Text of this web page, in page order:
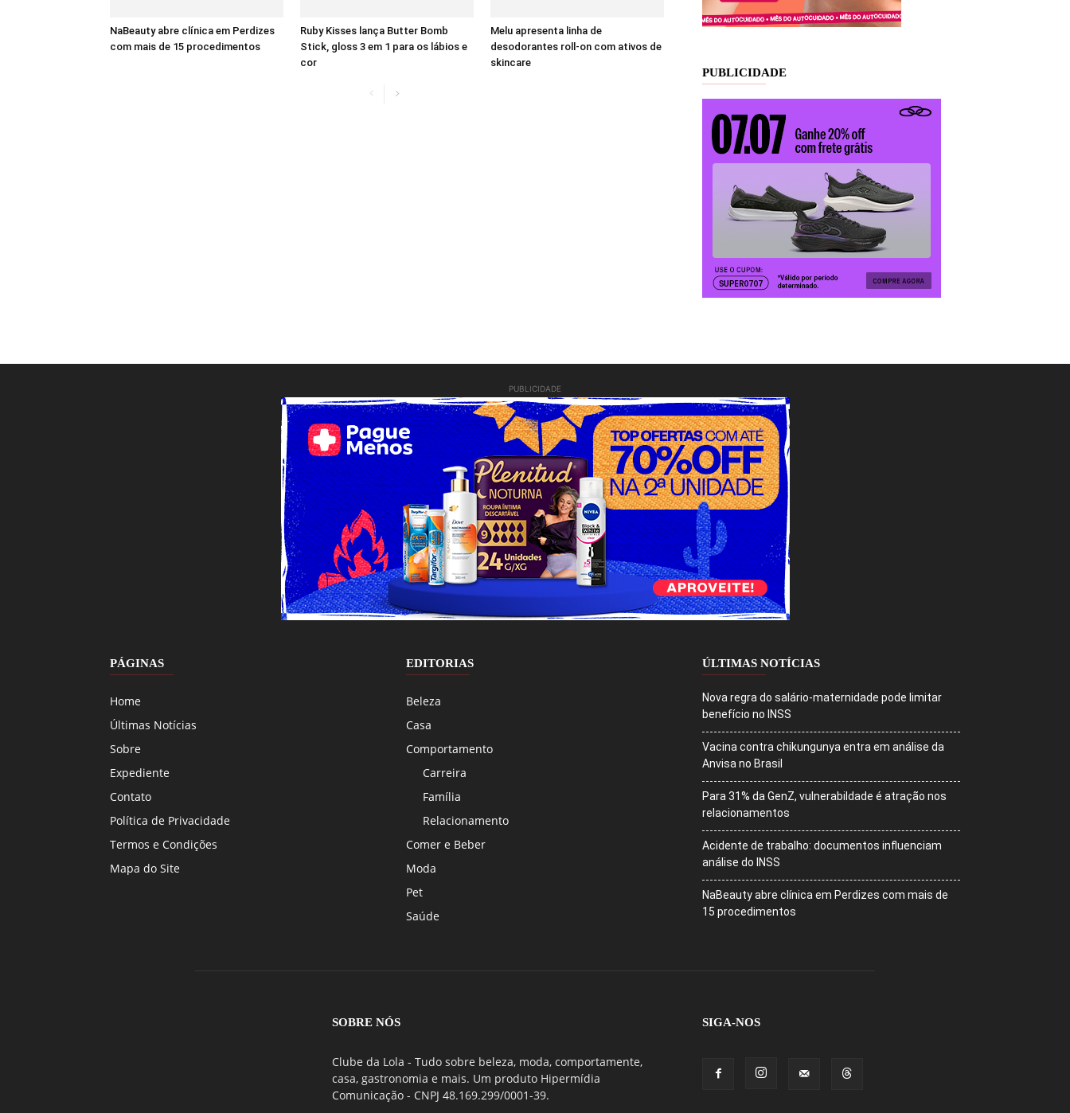
NaBeauty abre clínica em Perdizes
com mais de 15 procedimentos
Ruby Kisses lança Butter Bomb
Stick, gloss 3 em 1 para os lábios e
cor
Melu apresenta linha de
desodorantes roll-on com ativos de
skincare
PUBLICIDADE
PUBLICIDADE
PÁGINAS
Home
Últimas Notícias
Sobre
Expediente
Contato
Política de Privacidade
Termos e Condições
Mapa do Site
EDITORIAS
Beleza
Casa
Comportamento
Carreira
Família
Relacionamento
Comer e Beber
Moda
Pet
Saúde
ÚLTIMAS NOTÍCIAS
Nova regra do salário-maternidade pode limitar
benefício no INSS
Vacina contra chikungunya entra em análise da
Anvisa no Brasil
Para 31% da GenZ, vulnerabildade é atração nos
relacionamentos
Acidente de trabalho: documentos influenciam
análise do INSS
NaBeauty abre clínica em Perdizes com mais de
15 procedimentos
SOBRE NÓS
Clube da Lola - Tudo sobre beleza, moda, comportamente,
casa, gastronomia e mais. Um produto Hipermídia
Comunicação - CNPJ 48.169.299/0001-39.
SIGA-NOS